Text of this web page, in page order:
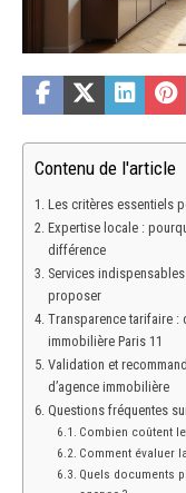
Contenu de l'article
Les critères essentiels
Expertise locale :
différence
Services
proposer
Transparence tarifaire :
immobilière Paris 11
Validation et
d’agence immobilière
Questions fréquentes
Combien coûtent
Comment évaluer
Quels documents